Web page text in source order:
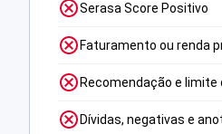
Serasa Score Positivo
Faturamento ou renda
Recomendação e limite
Dívidas, negativas e